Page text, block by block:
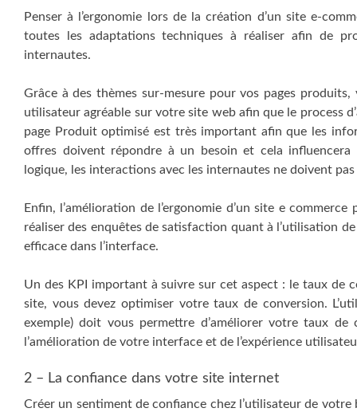
Penser à l’ergonomie lors de la création d’un site e-
toutes les adaptations techniques à réaliser afin de
internautes.
Grâce à des thèmes sur-mesure pour vos pages
utilisateur agréable sur votre site web afin que le process
page Produit optimisé est très important afin que les
offres doivent répondre à un besoin et cela
logique, les interactions avec les internautes ne doivent
Enfin, l’amélioration de l’ergonomie d’un site e
réaliser des enquêtes de satisfaction quant à l’utilisation
efficace dans l’interface.
Un des KPI important à suivre sur cet aspect : le taux de
site, vous devez optimiser votre taux de conversion.
exemple) doit vous permettre d’améliorer votre taux
l’amélioration de votre interface et de l’expérience
2 – La confiance dans votre site internet
Créer un sentiment de confiance chez l’utilisateur de